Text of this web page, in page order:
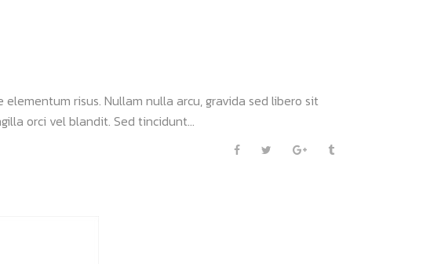
risus. Nullam nulla arcu, gravida sed libero sit
orci vel blandit. Sed tincidunt...